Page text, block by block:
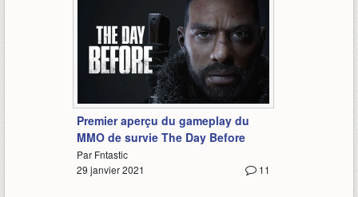
4:57
Premier aperçu du gameplay du
MMO de survie The Day Before
Par Fntastic
11
29 janvier 2021